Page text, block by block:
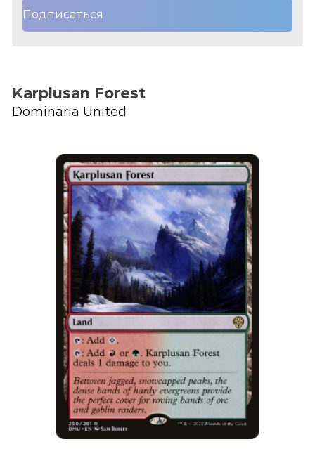
Подписаться
Karplusan Forest
Dominaria United